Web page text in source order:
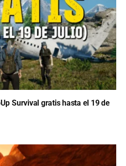
Survival gratis hasta el 19 de